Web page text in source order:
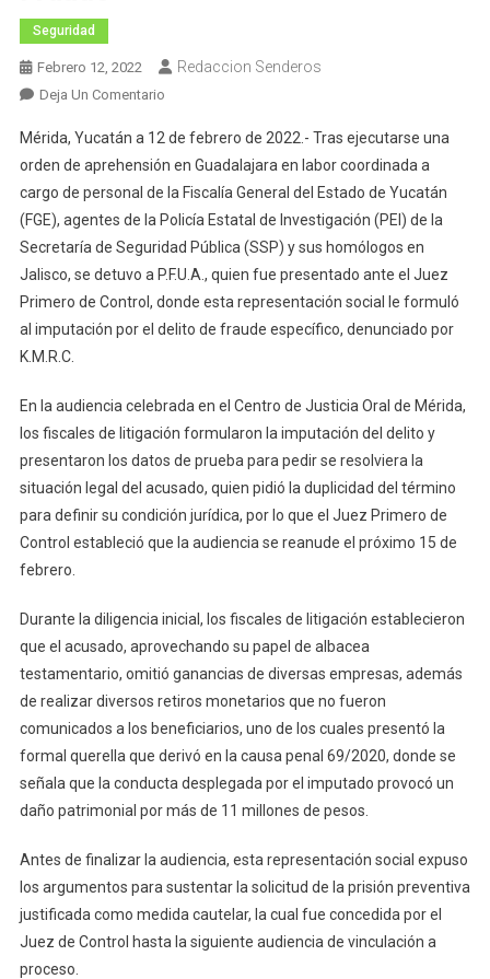
Seguridad
Febrero 12, 2022 Redaccion Senderos
Deja Un ComentarioEn
En
Jalisco,
Imputado
Por
Fraude
Mérida, Yucatán a 12 de febrero de 2022.- Tras ejecutarse una
orden de aprehensión en Guadalajara en labor coordinada a
cargo de personal de la Fiscalía General del Estado de Yucatán
(FGE), agentes de la Policía Estatal de Investigación (PEI) de la
Secretaría de Seguridad Pública (SSP) y sus homólogos en
Jalisco, se detuvo a P.F.U.A., quien fue presentado ante el Juez
Primero de Control, donde esta representación social le formuló
al imputación por el delito de fraude específico, denunciado por
K.M.R.C.
En la audiencia celebrada en el Centro de Justicia Oral de Mérida,
los fiscales de litigación formularon la imputación del delito y
presentaron los datos de prueba para pedir se resolviera la
situación legal del acusado, quien pidió la duplicidad del término
para definir su condición jurídica, por lo que el Juez Primero de
Control estableció que la audiencia se reanude el próximo 15 de
febrero.
Durante la diligencia inicial, los fiscales de litigación establecieron
que el acusado, aprovechando su papel de albacea
testamentario, omitió ganancias de diversas empresas, además
de realizar diversos retiros monetarios que no fueron
comunicados a los beneficiarios, uno de los cuales presentó la
formal querella que derivó en la causa penal 69/2020, donde se
señala que la conducta desplegada por el imputado provocó un
daño patrimonial por más de 11 millones de pesos.
Antes de finalizar la audiencia, esta representación social expuso
los argumentos para sustentar la solicitud de la prisión preventiva
justificada como medida cautelar, la cual fue concedida por el
Juez de Control hasta la siguiente audiencia de vinculación a
proceso.